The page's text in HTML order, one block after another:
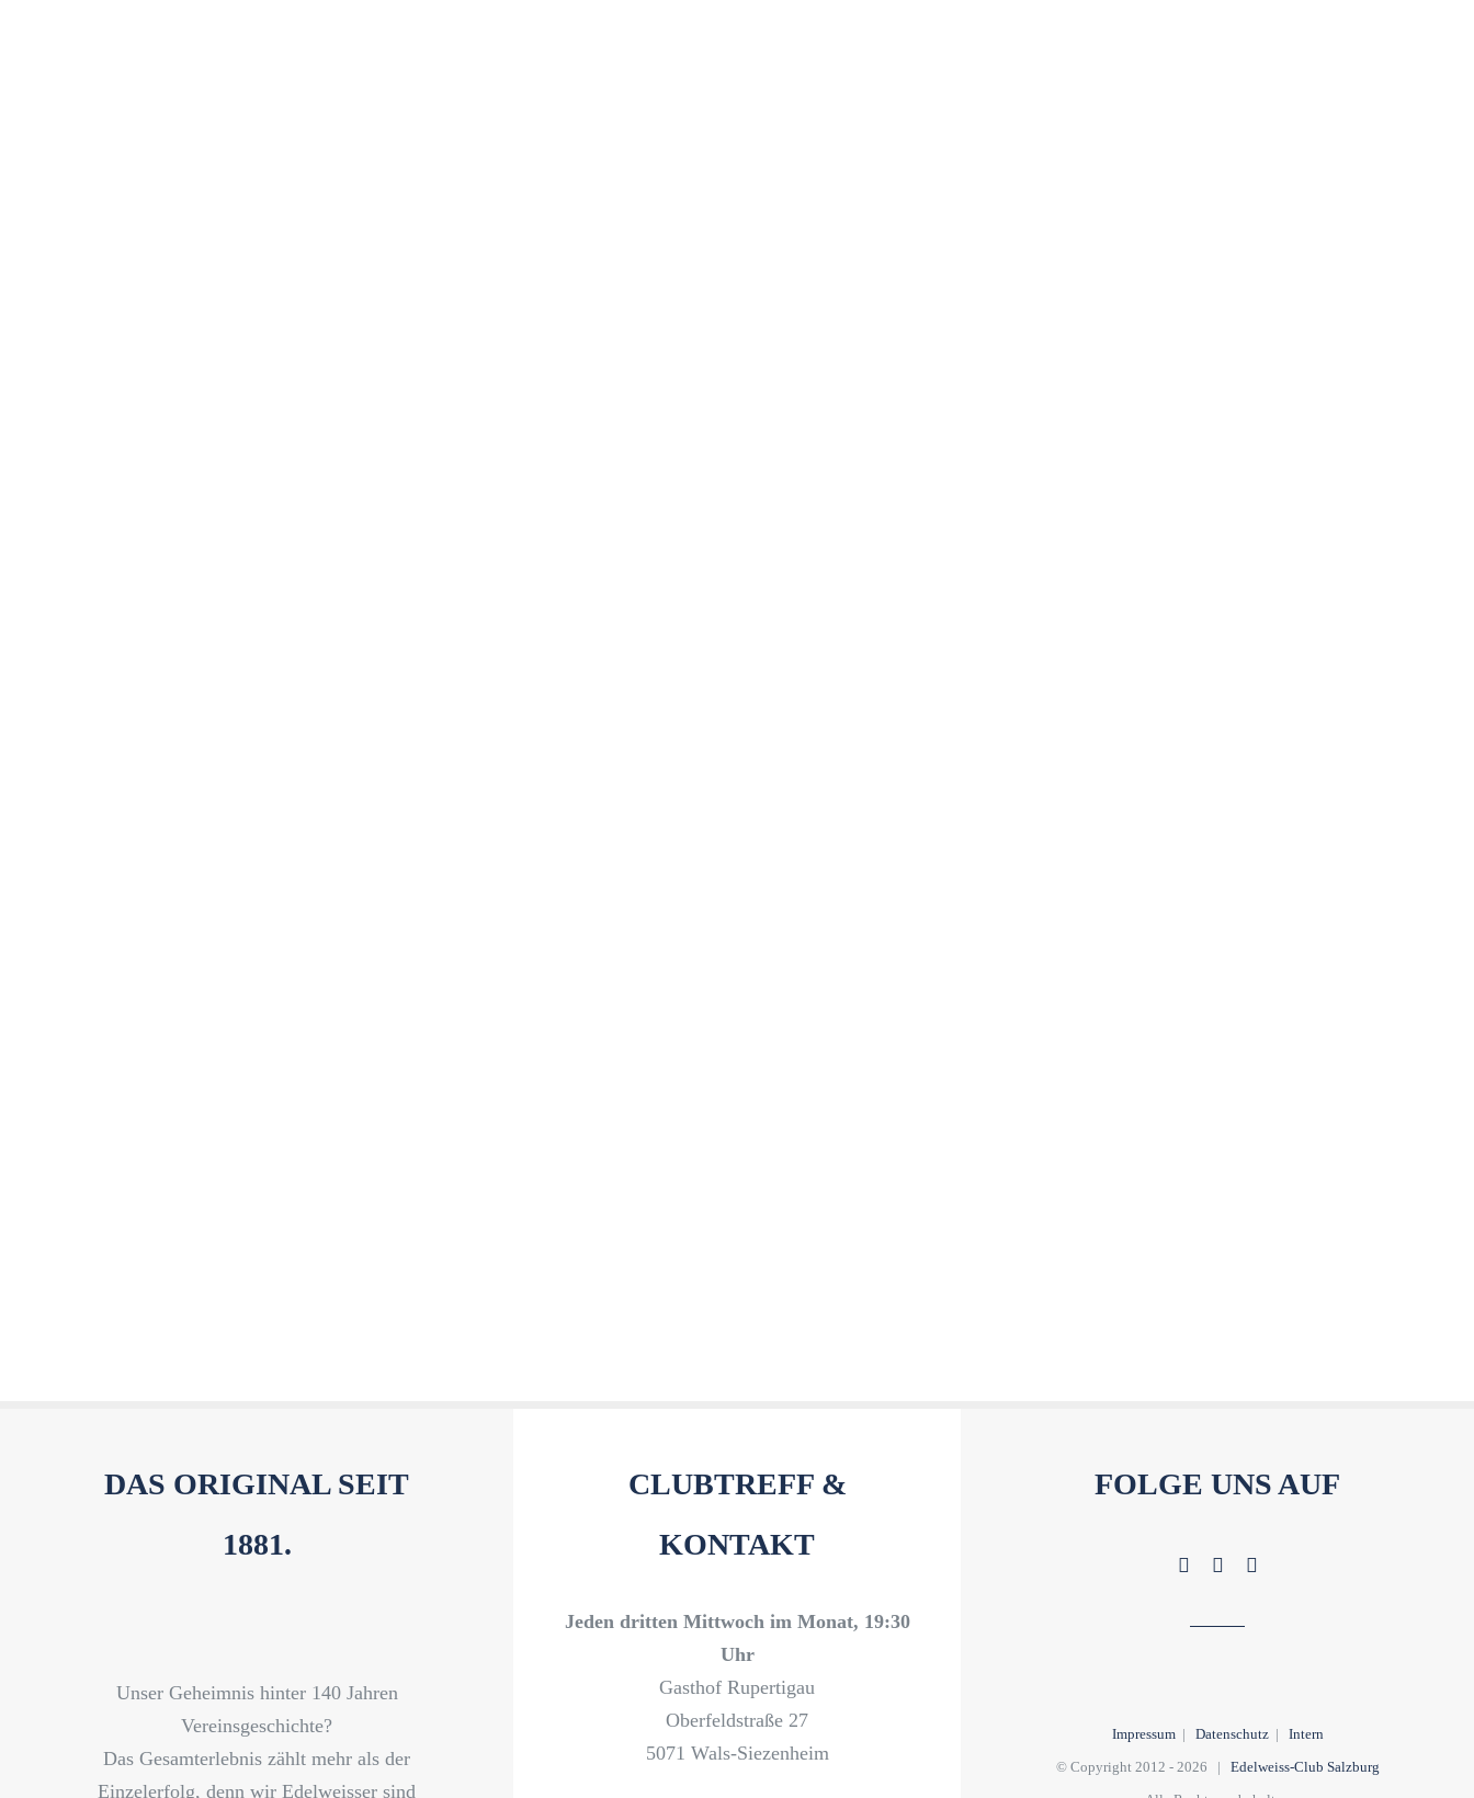
DAS ORIGINAL SEIT
1881.
Unser Geheimnis hinter 140 Jahren
Vereinsgeschichte?
Das Gesamterlebnis zählt mehr als der
Einzelerfolg, denn wir Edelweisser sind
CLUBTREFF &
KONTAKT
Jeden dritten Mittwoch im Monat, 19:30
Uhr
Gasthof Rupertigau
Oberfeldstraße 27
5071 Wals-Siezenheim
FOLGE UNS AUF
Impressum| Datenschutz| Intern
© Copyright 2012 - 2026 | Edelweiss-Club Salzburg